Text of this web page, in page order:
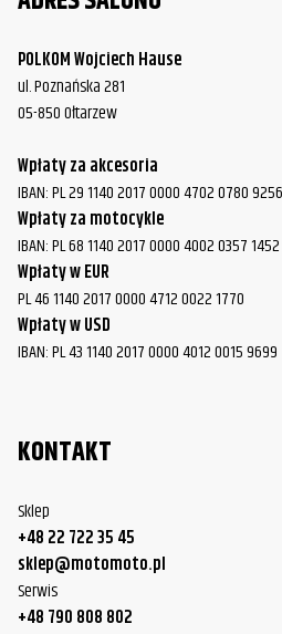
POLKOM Wojciech Hause
ul. Poznańska 281
05-850 Ołtarzew
Wpłaty za akcesoria
IBAN: PL 29 1140 2017 0000 4702 0780 9256
Wpłaty za motocykle
IBAN: PL 68 1140 2017 0000 4002 0357 1452
Wpłaty w EUR
PL 46 1140 2017 0000 4712 0022 1770
Wpłaty w USD
IBAN: PL 43 1140 2017 0000 4012 0015 9699
KONTAKT
Sklep
+48 22 722 35 45
sklep@motomoto.pl
Serwis
+48 790 808 802